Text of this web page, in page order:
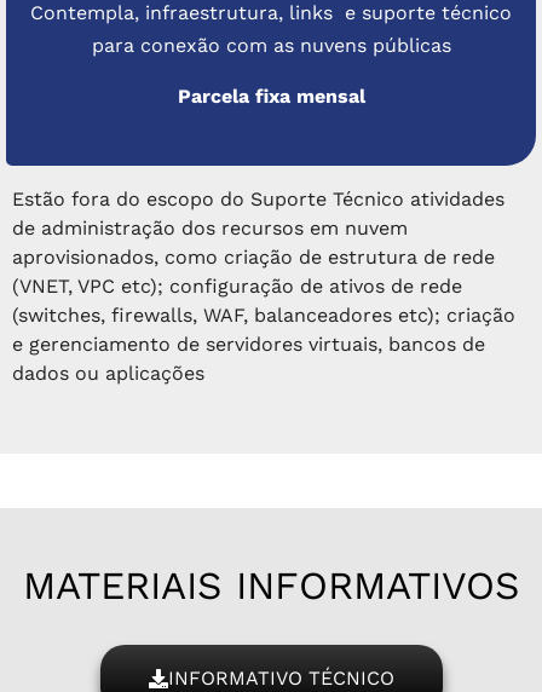
Contempla, infraestrutura, links e suporte técnico
para conexão com as nuvens públicas
Parcela fixa mensal
Estão fora do escopo do Suporte Técnico atividades
de administração dos recursos em nuvem
aprovisionados, como criação de estrutura de rede
(VNET, VPC etc); configuração de ativos de rede
(switches, firewalls, WAF, balanceadores etc); criação
e gerenciamento de servidores virtuais, bancos de
dados ou aplicações
MATERIAIS INFORMATIVOS
INFORMATIVO TÉCNICO